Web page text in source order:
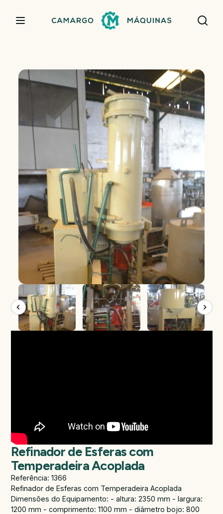
Refinador de Esferas com
Temperadeira Acoplada
Referência: 1366
Refinador de Esferas com Temperadeira Acoplada
Dimensões do Equipamento: - altura: 2350 mm - largura:
1200 mm - comprimento: 1100 mm - diâmetro bojo: 800